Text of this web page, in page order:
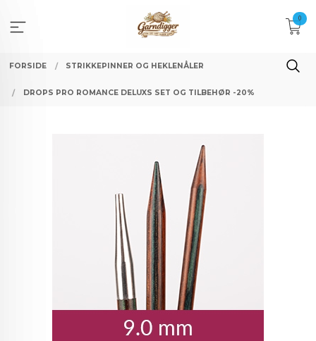
innholdet
0
FORSIDE STRIKKEPINNER OG HEKLENÅLER
DROPS PRO ROMANCE DELUXS SET OG TILBEHØR -20%